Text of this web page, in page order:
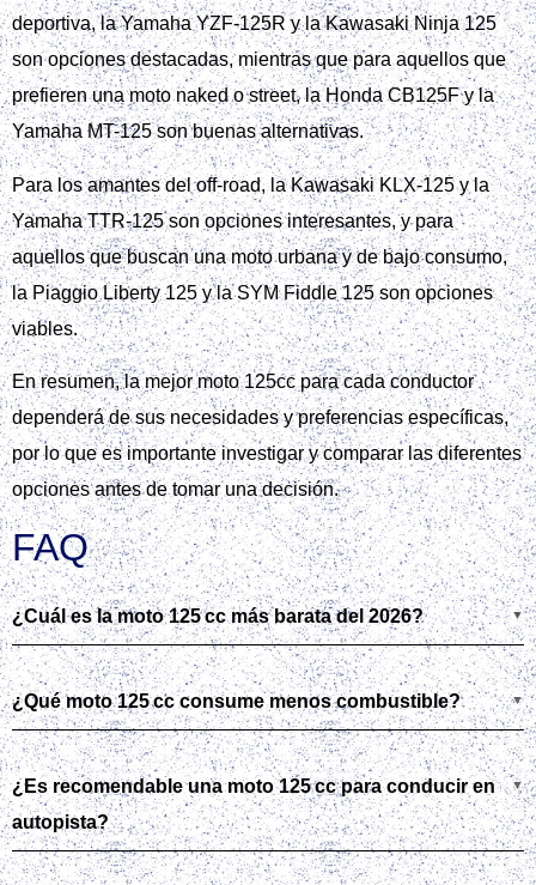
deportiva, la Yamaha YZF-125R y la Kawasaki Ninja 125
son opciones destacadas, mientras que para aquellos que
prefieren una moto naked o street, la Honda CB125F y la
Yamaha MT-125 son buenas alternativas.
Para los amantes del off-road, la Kawasaki KLX-125 y la
Yamaha TTR-125 son opciones interesantes, y para
aquellos que buscan una moto urbana y de bajo consumo,
la Piaggio Liberty 125 y la SYM Fiddle 125 son opciones
viables.
En resumen, la mejor moto 125cc para cada conductor
dependerá de sus necesidades y preferencias específicas,
por lo que es importante investigar y comparar las diferentes
opciones antes de tomar una decisión.
FAQ
¿Cuál es la moto 125 cc más barata del 2026?
¿Qué moto 125 cc consume menos combustible?
¿Es recomendable una moto 125 cc para conducir en
autopista?